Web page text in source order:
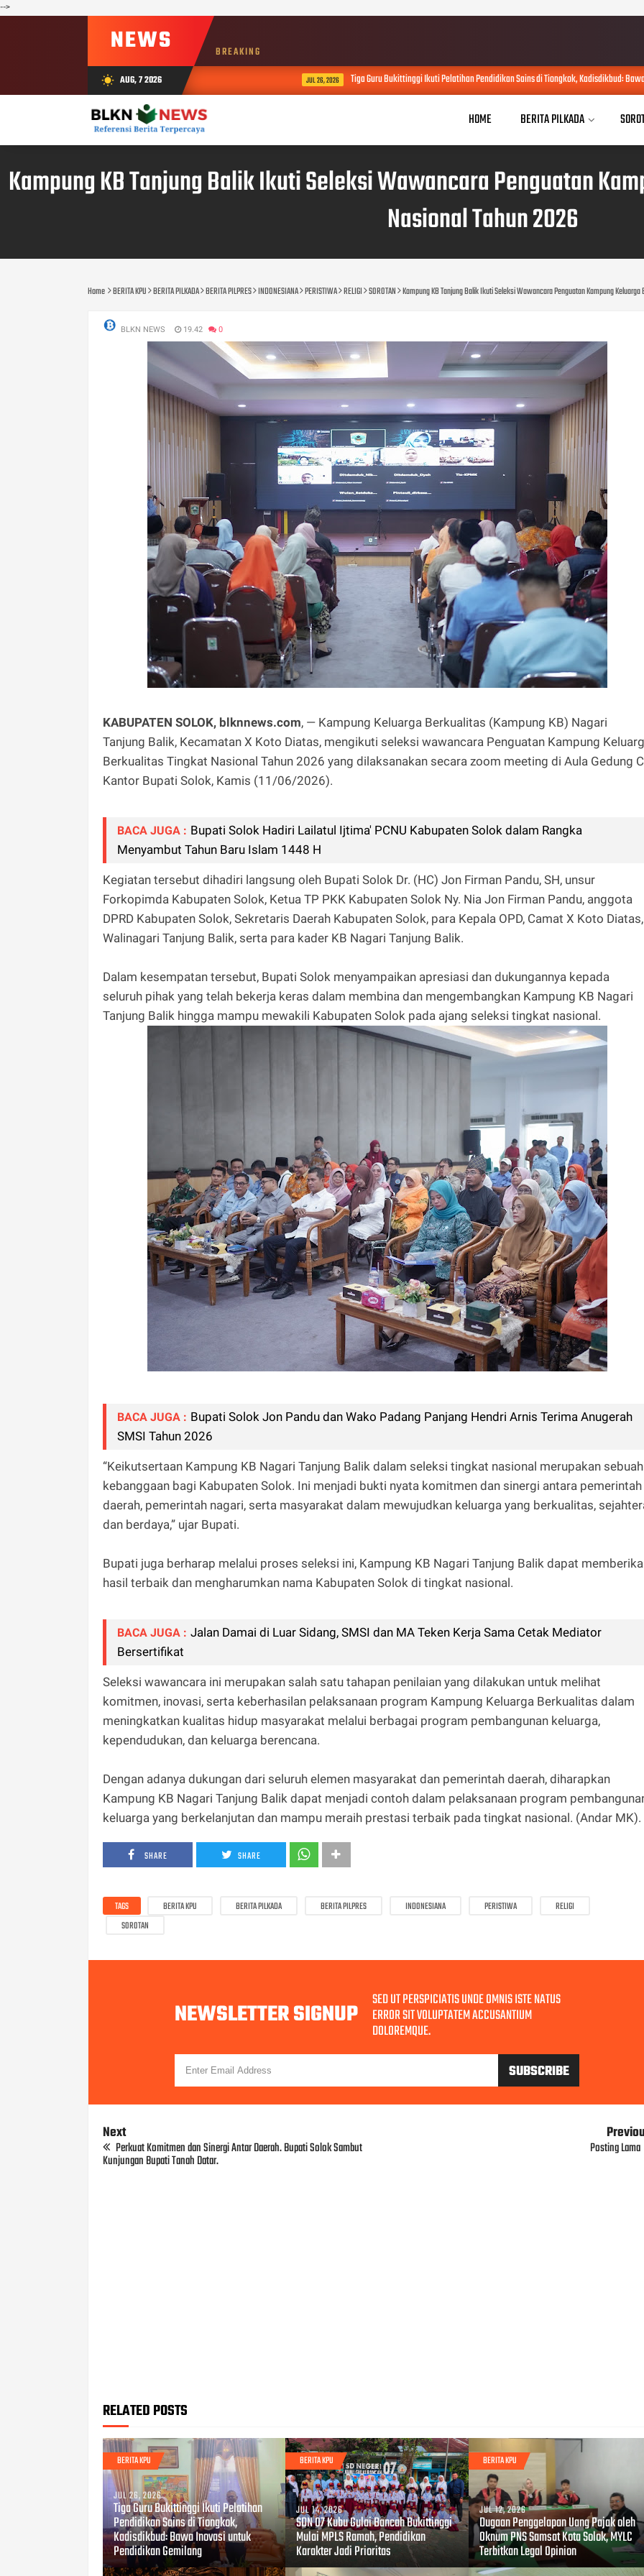
-->
NEWS BREAKING
wb_sunny AUG, 7 2026 JUL 26, 2026 Tiga Guru Bukittinggi Ikuti Pelatihan Pendidikan Sains di Tiongkok, Kadisdikbud: Bawa Inovasi
HOME BERITA PILKADA
Kampung KB Tanjung Balik Ikuti Seleksi Wawancara Penguatan
Nasional Tahun 2026
Home BERITA KPU BERITA PILKADA BERITA PILPRES INDONESIANA PERISTIWA RELIGI SOROTAN Kampung KB Tanjung Balik Ikuti Seleksi Wawancara Penguatan Kampung
BLKN NEWS 19.42 0
KABUPATEN SOLOK, blknnews.com, — Kampung Keluarga Berkualitas (Kampung KB) Nagari
Tanjung Balik, Kecamatan X Koto Diatas, mengikuti seleksi wawancara Penguatan Kampung
Berkualitas Tingkat Nasional Tahun 2026 yang dilaksanakan secara zoom meeting di Aula Gedung C
Kantor Bupati Solok, Kamis (11/06/2026).
BACA JUGA : Bupati Solok Hadiri Lailatul Ijtima' PCNU Kabupaten Solok dalam Rangka
Menyambut Tahun Baru Islam 1448 H
Kegiatan tersebut dihadiri langsung oleh Bupati Solok Dr. (HC) Jon Firman Pandu, SH, unsur
Forkopimda Kabupaten Solok, Ketua TP PKK Kabupaten Solok Ny. Nia Jon Firman Pandu, anggota
DPRD Kabupaten Solok, Sekretaris Daerah Kabupaten Solok, para Kepala OPD, Camat X Koto Diatas,
Walinagari Tanjung Balik, serta para kader KB Nagari Tanjung Balik.
Dalam kesempatan tersebut, Bupati Solok menyampaikan apresiasi dan dukungannya kepada
seluruh pihak yang telah bekerja keras dalam membina dan mengembangkan Kampung KB Nagari
Tanjung Balik hingga mampu mewakili Kabupaten Solok pada ajang seleksi tingkat nasional.
BACA JUGA : Bupati Solok Jon Pandu dan Wako Padang Panjang Hendri Arnis Terima Anugerah
SMSI Tahun 2026
“Keikutsertaan Kampung KB Nagari Tanjung Balik dalam seleksi tingkat nasional merupakan sebuah
kebanggaan bagi Kabupaten Solok. Ini menjadi bukti nyata komitmen dan sinergi antara pemerintah
daerah, pemerintah nagari, serta masyarakat dalam mewujudkan keluarga yang berkualitas,
dan berdaya,” ujar Bupati.
Bupati juga berharap melalui proses seleksi ini, Kampung KB Nagari Tanjung Balik dapat
hasil terbaik dan mengharumkan nama Kabupaten Solok di tingkat nasional.
BACA JUGA : Jalan Damai di Luar Sidang, SMSI dan MA Teken Kerja Sama Cetak Mediator
Bersertifikat
Seleksi wawancara ini merupakan salah satu tahapan penilaian yang dilakukan untuk melihat
komitmen, inovasi, serta keberhasilan pelaksanaan program Kampung Keluarga Berkualitas dalam
meningkatkan kualitas hidup masyarakat melalui berbagai program pembangunan keluarga,
kependudukan, dan keluarga berencana.
Dengan adanya dukungan dari seluruh elemen masyarakat dan pemerintah daerah, diharapkan
Kampung KB Nagari Tanjung Balik dapat menjadi contoh dalam pelaksanaan program
keluarga yang berkelanjutan dan mampu meraih prestasi terbaik pada tingkat nasional. (Andar MK).
SHARE SHARE
TAGS BERITA KPU BERITA PILKADA BERITA PILPRES INDONESIANA PERISTIWA
RELIGI
SOROTAN
NEWSLETTER SIGNUP SED UT PERSPICIATIS UNDE OMNIS ISTE NATUS
ERROR SIT VOLUPTATEM ACCUSANTIUM
DOLOREMQUE.
Next
Perkuat Komitmen dan Sinergi Antar Daerah. Bupati Solok Sambut
Kunjungan Bupati Tanah Datar.
Posting Lama
RELATED POSTS
BERITA KPU
JUL 26, 2026
Tiga Guru Bukittinggi Ikuti Pelatihan
Pendidikan Sains di Tiongkok,
Kadisdikbud: Bawa Inovasi untuk
Pendidikan Gemilang
BERITA KPU
JUL 14, 2026
SDN 07 Kubu Gulai Bancah Bukittinggi
Mulai MPLS Ramah, Pendidikan
Karakter Jadi Prioritas
BERITA KPU
JUL 12, 2026
Dugaan Penggelapan Uang Pajak oleh
Oknum PNS Samsat Kota Solok, MYLC
Terbitkan Legal Opinion